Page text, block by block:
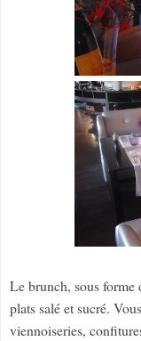
Le brunch, sous forme
plats salé et sucré.
viennoiseries,